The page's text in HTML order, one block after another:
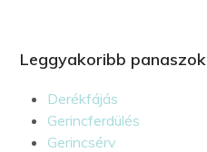
Leggyakoribb panaszok
Derékfájás
Gerincferdülés
Gerincsérv